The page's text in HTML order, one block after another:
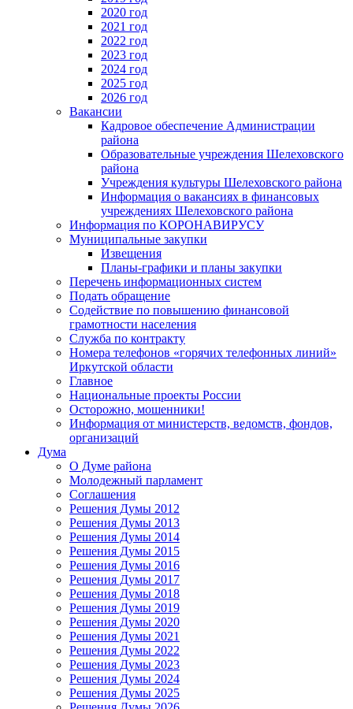
2020 год
2021 год
2022 год
2023 год
2024 год
2025 год
2026 год
Вакансии
Кадровое обеспечение Администрации
района
Образовательные учреждения Шелеховского
района
Учреждения культуры Шелеховского района
Информация о вакансиях в финансовых
учреждениях Шелеховского района
Информация по КОРОНАВИРУСУ
Муниципальные закупки
Извещения
Планы-графики и планы закупки
Перечень информационных систем
Подать обращение
Содействие по повышению финансовой
грамотности населения
Служба по контракту
Номера телефонов «горячих телефонных линий»
Иркутской области
Главное
Национальные проекты России
Осторожно, мошенники!
Информация от министерств, ведомств, фондов,
организаций
Дума
О Думе района
Молодежный парламент
Соглашения
Решения Думы 2012
Решения Думы 2013
Решения Думы 2014
Решения Думы 2015
Решения Думы 2016
Решения Думы 2017
Решения Думы 2018
Решения Думы 2019
Решения Думы 2020
Решения Думы 2021
Решения Думы 2022
Решения Думы 2023
Решения Думы 2024
Решения Думы 2025